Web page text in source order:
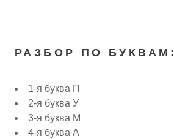
РАЗБОР ПО БУКВАМ:
1-я буква П
2-я буква У
3-я буква М
4-я буква А